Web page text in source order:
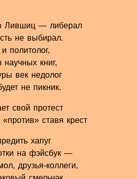
Лившиц — либерал
не выбирал.
политолог,
научных книг,
век недолог
не пикник.
свой протест
«против» ставя крест
хапуг
на фэйсбук —
друзья-коллеги,